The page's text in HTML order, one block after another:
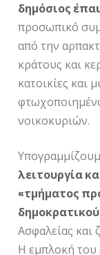
δημόσιος
προσωπικό
από την
κράτους και
κατοικίες και
νοικοκυριών.
λειτουργία
«τμήματος
Ασφαλείας και
Η εμπλοκή του